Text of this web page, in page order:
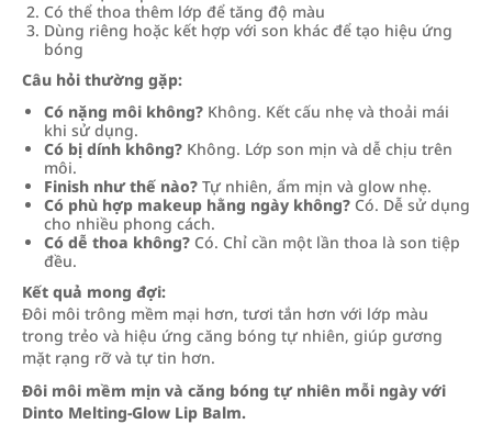
Có thể thoa thêm lớp để tăng độ màu
Dùng riêng hoặc kết hợp với son khác để tạo hiệu ứng
bóng
Câu hỏi thường gặp:
Có nặng môi không? Không. Kết cấu nhẹ và thoải mái
khi sử dụng.
Có bị dính không? Không. Lớp son mịn và dễ chịu trên
môi.
Finish như thế nào? Tự nhiên, ẩm mịn và glow nhẹ.
Có phù hợp makeup hằng ngày không? Có. Dễ sử dụng
cho nhiều phong cách.
Có dễ thoa không? Có. Chỉ cần một lần thoa là son tiệp
đều.
Kết quả mong đợi:
Đôi môi trông mềm mại hơn, tươi tắn hơn với lớp màu
trong trẻo và hiệu ứng căng bóng tự nhiên, giúp gương
mặt rạng rỡ và tự tin hơn.
Đôi môi mềm mịn và căng bóng tự nhiên mỗi ngày với
Dinto Melting-Glow Lip Balm.